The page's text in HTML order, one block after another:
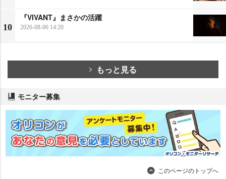
10
『VIVANT』まさかの活躍
2026-08-06 14:20
もっと見る
モニター募集
このページのトップへ